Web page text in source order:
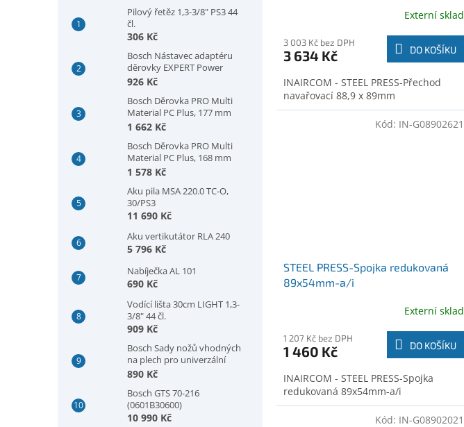
Pilový řetěz 1,3-3/8" PS3 44
čl.
306 Kč
Bosch Nástavec adaptéru
děrovky EXPERT Power
Change Plus, šestihranná
(2608902032)
926 Kč
Bosch Děrovka PRO Multi
Material PC Plus, 177 mm
(2608594421)
1 662 Kč
Bosch Děrovka PRO Multi
Material PC Plus, 168 mm
(2608594420)
1 578 Kč
Aku pila MSA 220.0 TC-O,
30/PS3
11 690 Kč
Aku vertikutátor RLA 240
5 796 Kč
Nabíječka AL 101
690 Kč
Vodící lišta 30cm LIGHT 1,3-
3/8" 44 čl.
909 Kč
Bosch Sady nožů vhodných
na plech pro univerzální
nůžky GSC 2.8, plech, 5 kusů
890 Kč
Bosch GTS 70-216
(0601B30600)
10 990 Kč
Externí sklad
3 003 Kč bez DPH
3 634 Kč DO KOŠÍKU
INAIRCOM - STEEL PRESS-Přechod
navařovací 88,9 x 89mm
STEEL PRESS-Spojka redukovaná
89x54mm-a/i
Externí sklad
1 207 Kč bez DPH
1 460 Kč DO KOŠÍKU
INAIRCOM - STEEL PRESS-Spojka
redukovaná 89x54mm-a/i
Kód: IN-G08902621
Kód: IN-G08902021